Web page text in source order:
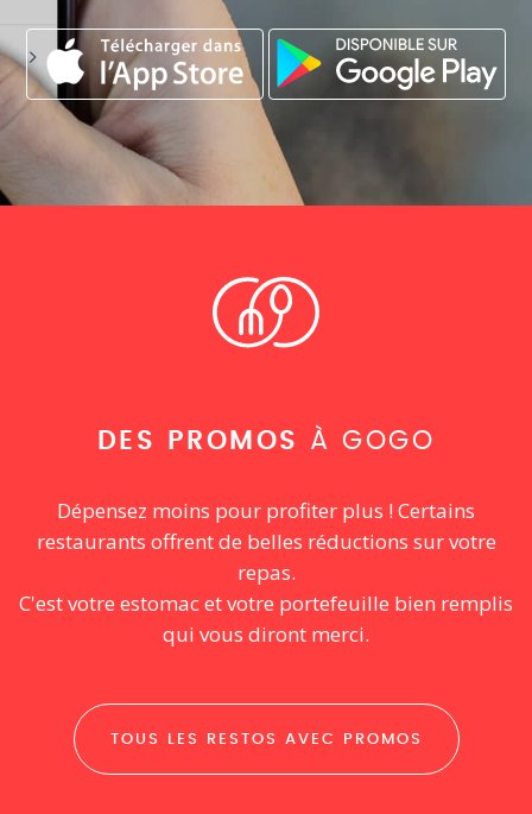
DES PROMOS À GOGO
Dépensez moins pour profiter plus ! Certains
restaurants offrent de belles réductions sur votre
repas.
C'est votre estomac et votre portefeuille bien remplis
qui vous diront merci.
TOUS LES RESTOS AVEC PROMOS